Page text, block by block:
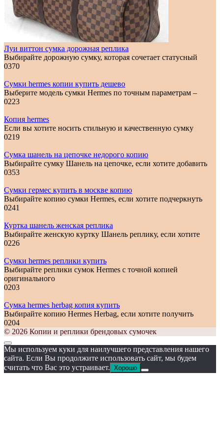
Луи виттон сумка дорожная реплика
Выбирайте дорожную сумку, которая сочетает статусный
0370
Сумки hermes копии купить дешево
Выберите модель сумки Hermes по точным параметрам –
0223
Копия hermes
Если вы хотите носить стильную и качественную сумку
0219
Сумка шанель на цепочке недорого копию
Выбирайте сумку Шанель на цепочке, если хотите добавить
0353
Сумки гермес купить в москве копию
Выбирайте копию сумки Hermes, если хотите подчеркнуть
0241
Куртка шанель женская реплика
Выбирайте женскую куртку Шанель реплику, если хотите
0226
Сумки hermes реплики купить
Выбирайте реплики сумок Hermes с точной копией
оригинального
0203
Сумка hermes herbag копия купить
Выбирайте копию Hermes Herbag, если хотите получить
0204
© 2026 Копии и реплики брендовых сумочек
Мы используем куки для наилучшего представления нашего
сайта. Если Вы продолжите использовать сайт, мы будем
считать что Вас это устраивает. Хорошо